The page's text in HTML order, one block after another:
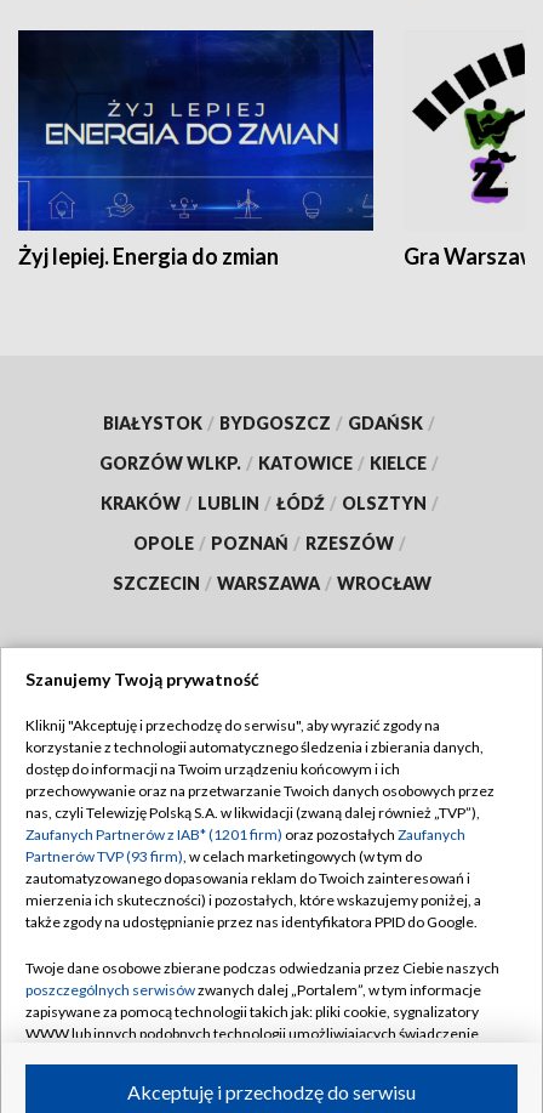
Żyj lepiej. Energia do zmian Gra
BIAŁYSTOK / BYDGOSZCZ / GDAŃSK /
GORZÓW WLKP. / KATOWICE / KIELCE /
KRAKÓW / LUBLIN / ŁÓDŹ / OLSZTYN /
OPOLE / POZNAŃ / RZESZÓW /
SZCZECIN / WARSZAWA / WROCŁAW
TVP
Abonament TVP
Emisja w TVP
Centrum informacji TVP
Naziemna Telewizja Cyfrowa
Rada Programowa
System NOS
Informacje o nadawcy
Program dla prasy
Regulamin TVP
Polityka prywatności
Moje zgody
Pomoc
Kontakt
Kanały
Szanujemy Twoją prywatność
Kliknij "Akceptuję i przechodzę do serwisu", aby wyrazić zgody na
korzystanie z technologii automatycznego śledzenia i zbierania danych,
dostęp do informacji na Twoim urządzeniu końcowym i ich
przechowywanie oraz na przetwarzanie Twoich danych osobowych przez
nas, czyli Telewizję Polską S.A. w likwidacji (zwaną dalej również „TVP”),
Zaufanych Partnerów z IAB* (1201 firm) oraz pozostałych Zaufanych
Partnerów TVP (93 firm), w celach marketingowych (w tym do
zautomatyzowanego dopasowania reklam do Twoich zainteresowań i
mierzenia ich skuteczności) i pozostałych, które wskazujemy poniżej, a
także zgody na udostępnianie przez nas identyfikatora PPID do Google.
Twoje dane osobowe zbierane podczas odwiedzania przez Ciebie naszych
poszczególnych serwisówzwanych dalej „Portalem”, w tym informacje
zapisywane za pomocą technologii takich jak: pliki cookie, sygnalizatory
WWW lub innych podobnych technologii umożliwiających świadczenie
ruchu w Internecie.Akceptuję i przechodzę do serwisu